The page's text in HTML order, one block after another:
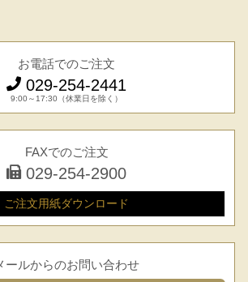
お電話でのご注文
029-254-2441
9:00～17:30（休業日を除く）
FAXでのご注文
029-254-2900
ご注文用紙ダウンロード
ールからのお問い合わせ